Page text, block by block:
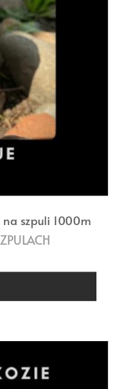
na szpuli 1000m